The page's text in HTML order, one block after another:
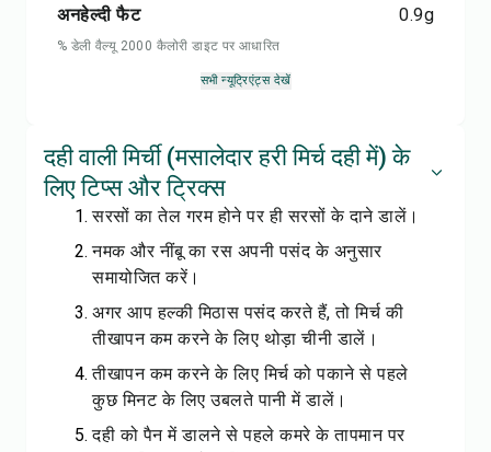
अनहेल्दी फैट
0.9g
% डेली वैल्यू 2000 कैलोरी डाइट पर आधारित
सभी न्यूट्रिएंट्स देखें
दही वाली मिर्ची (मसालेदार हरी मिर्च दही में) के
लिए टिप्स और ट्रिक्स
सरसों का तेल गरम होने पर ही सरसों के दाने डालें।
नमक और नींबू का रस अपनी पसंद के अनुसार
समायोजित करें।
अगर आप हल्की मिठास पसंद करते हैं, तो मिर्च की
तीखापन कम करने के लिए थोड़ा चीनी डालें।
तीखापन कम करने के लिए मिर्च को पकाने से पहले
कुछ मिनट के लिए उबलते पानी में डालें।
दही को पैन में डालने से पहले कमरे के तापमान पर